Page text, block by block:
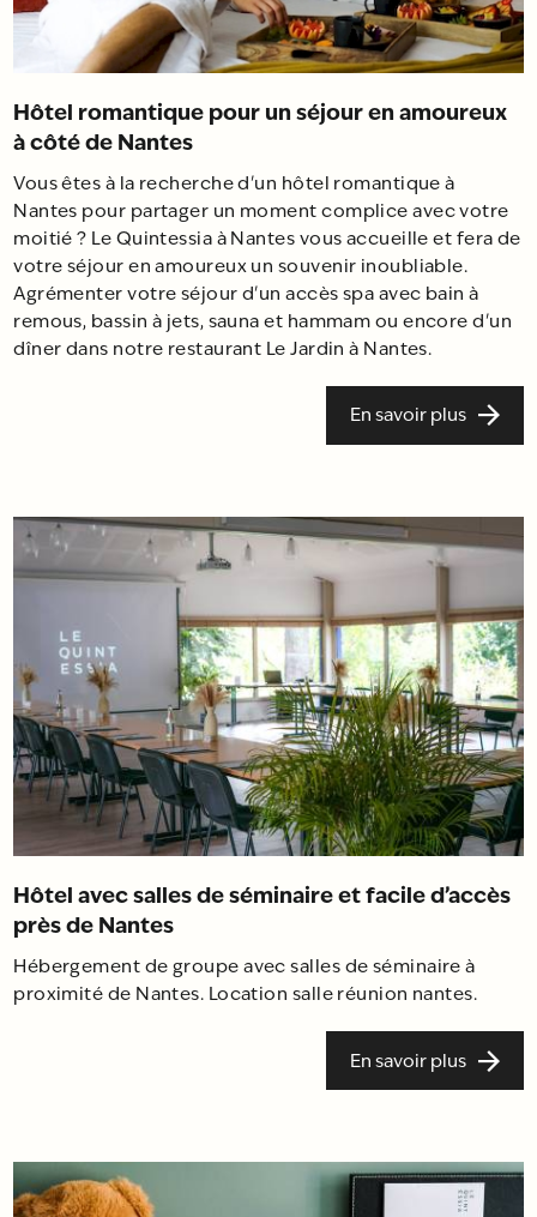
Hôtel romantique pour un séjour en amoureux
à côté de Nantes
Vous êtes à la recherche d'un hôtel romantique à
Nantes pour partager un moment complice avec votre
moitié ? Le Quintessia à Nantes vous accueille et fera de
votre séjour en amoureux un souvenir inoubliable.
Agrémenter votre séjour d'un accès spa avec bain à
remous, bassin à jets, sauna et hammam ou encore d'un
dîner dans notre restaurant Le Jardin à Nantes.
En savoir plus
Hôtel avec salles de séminaire et facile d’accès
près de Nantes
Hébergement de groupe avec salles de séminaire à
proximité de Nantes. Location salle réunion nantes.
En savoir plus